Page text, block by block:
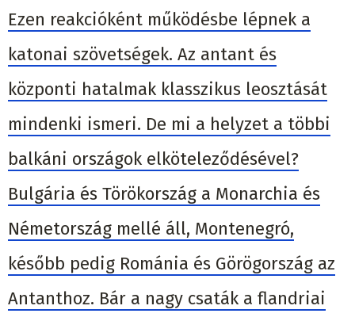
Ezen reakcióként működésbe lépnek a
katonai szövetségek. Az antant és
központi hatalmak klasszikus leosztását
mindenki ismeri. De mi a helyzet a többi
balkáni országok elköteleződésével?
Bulgária és Törökország a Monarchia és
Németország mellé áll, Montenegró,
később pedig Románia és Görögország az
Antanthoz. Bár a nagy csaták a flandriai